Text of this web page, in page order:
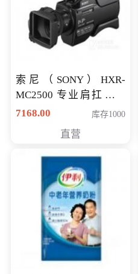
索尼（SONY）HXR-
MC2500 专业肩扛式存
储卡全高清摄录一体机
清入门级摄像机
7168.00 库存1000
直营